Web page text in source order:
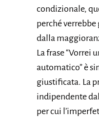
condizionale,
perché
dalla
La frase “Vorrei
automatico” è
giustificata. La
indipendente
per cui